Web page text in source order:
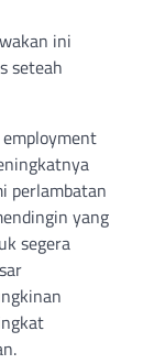
ini
seteah
perlambatan
yang
segera